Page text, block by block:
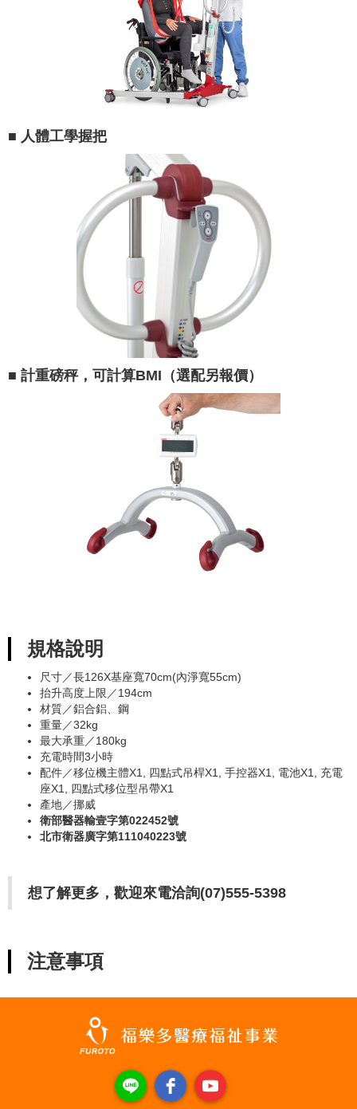
■ 人體工學握把
■ 計重磅秤，可計算BMI（選配另報價）
規格說明
尺寸／長126X基座寬70cm(內淨寬55cm)
抬升高度上限／194cm
材質／鋁合鋁、鋼
重量／32kg
最大承重／180kg
充電時間3小時
配件／移位機主體X1, 四點式吊桿X1, 手控器X1, 電池X1, 充電
座X1, 四點式移位型吊帶X1
產地／挪威
衛部醫器輸壹字第022452號
北市衛器廣字第111040223號
想了解更多，歡迎來電洽詢(07)555-5398
注意事項